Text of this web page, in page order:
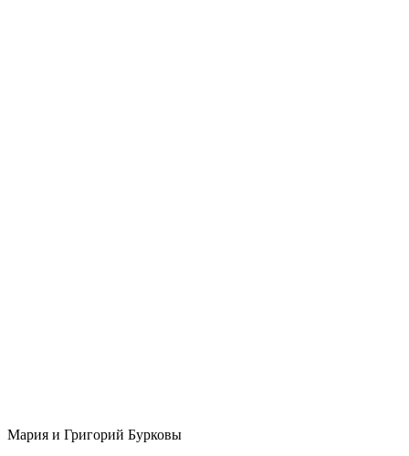
Мария и Григорий Бурковы